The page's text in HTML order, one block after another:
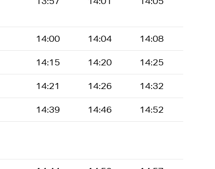
14:00 14:04 14:08
14:15 14:20 14:25
14:21 14:26 14:32
14:39 14:46 14:52